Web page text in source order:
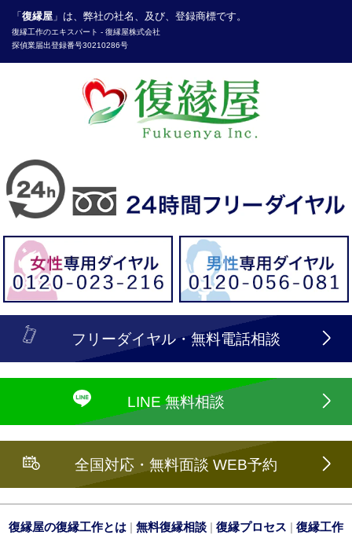
「 復縁屋 」は、弊社の社名、及び、登録商標です。
復縁工作のエキスパート - 復縁屋株式会社
探偵業届出登録番号30210286号
フリーダイヤル・無料電話相談
LINE 無料相談
全国対応・無料面談 WEB予約
復縁屋の復縁工作とは | 無料復縁相談 | 復縁プロセス | 復縁工作